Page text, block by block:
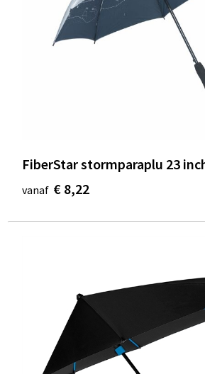
FiberStar stormparaplu 23
vanaf € 8,22